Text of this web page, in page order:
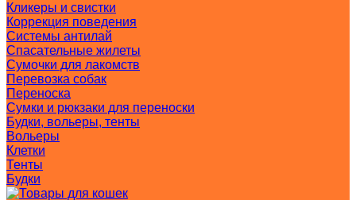
Кликеры и свистки
Коррекция поведения
Системы антилай
Спасательные жилеты
Сумочки для лакомств
Перевозка собак
Переноска
Сумки и рюкзаки для переноски
Будки, вольеры, тенты
Вольеры
Клетки
Тенты
Будки